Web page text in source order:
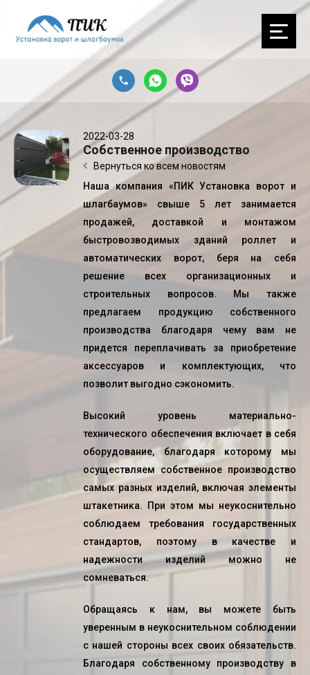
2022-03-28
Собственное производство
Вернуться ко всем новостям
Наша компания «ПИК Установка ворот и
шлагбаумов» свыше 5 лет занимается
продажей, доставкой и монтажом
быстровозводимых зданий роллет и
автоматических ворот, беря на себя
решение всех организационных и
строительных вопросов. Мы также
предлагаем продукцию
собственного
производства благодаря чему вам не
придется переплачивать за приобретение
аксессуаров и комплектующих, что
позволит выгодно сэкономить.
Высокий уровень материально-
технического обеспечения включает в себя
оборудование, благодаря которому мы
осуществляем собственное производство
самых разных изделий, включая элементы
штакетника. При этом мы неукоснительно
соблюдаем требования государственных
стандартов, поэтому в качестве и
надежности изделий можно не
сомневаться.
Обращаясь к нам, вы можете быть
уверенным в неукоснительном соблюдении
с нашей стороны всех своих обязательств.
Благодаря собственному производству в